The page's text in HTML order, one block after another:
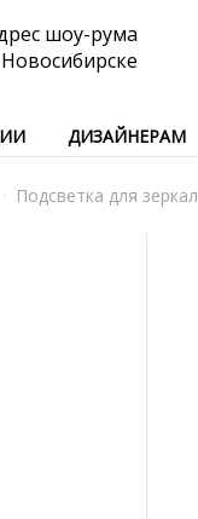
шоу-рума
ДИЗАЙНЕРАМ
Подсветка для зеркал